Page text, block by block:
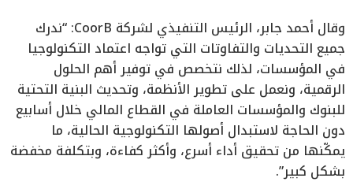
وقال أحمد جابر، الرئيس التنفيذي لشركة CoorB: “ندرك
جميع التحديات والتفاوتات التي تواجه اعتماد التكنولوجيا
في المؤسسات، لذلك نتخصص في توفير أهم الحلول
الرقمية، ونعمل على تطوير الأنظمة، وتحديث البنية التحتية
للبنوك والمؤسسات العاملة في القطاع المالي خلال أسابيع
دون الحاجة لاستبدال أصولها التكنولوجية الحالية، ما
يمكّنها من تحقيق أداء أسرع، وأكثر كفاءة، وبتكلفة مخفضة
بشكل كبير”.